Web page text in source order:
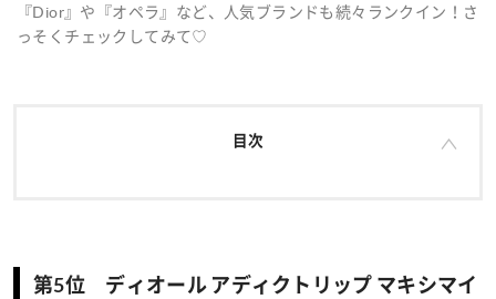
『Dior』や『オペラ』など、人気ブランドも続々ランクイン！さ
っそくチェックしてみて♡
目次
第5位 ディオール アディクトリップ マキシマイ